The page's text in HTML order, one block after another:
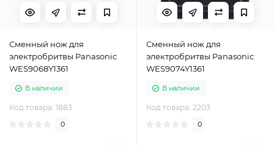
Сменный нож для
электробритвы Panasonic
WES9068Y1361
В наличии
Код товара: 1883
0
Сменный нож для
электробритвы Panasonic
WES9074Y1361
В наличии
Код товара: 2203
0